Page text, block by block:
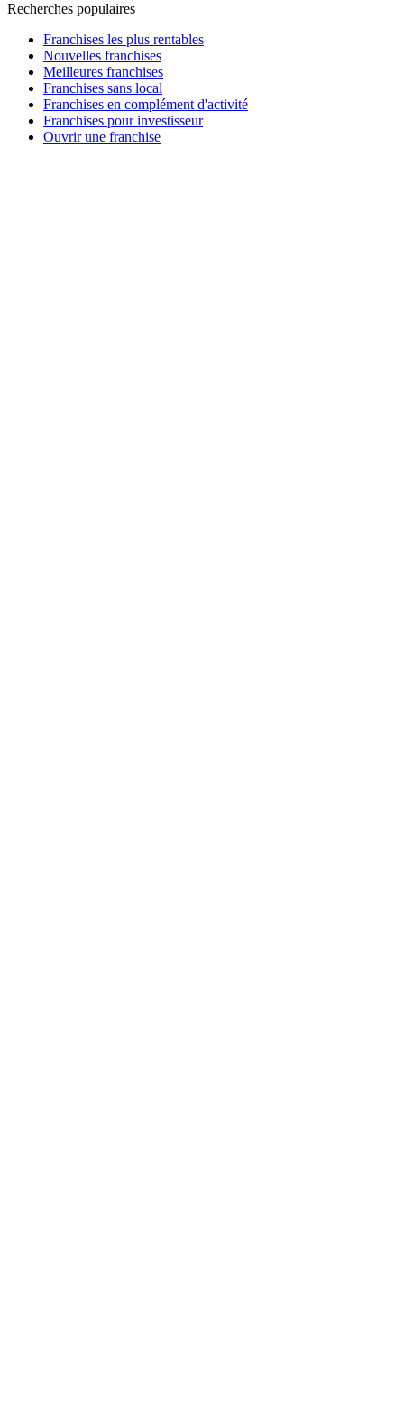
Recherches populaires
Franchises les plus rentables
Nouvelles franchises
Meilleures franchises
Franchises sans local
Franchises en complément d'activité
Franchises pour investisseur
Ouvrir une franchise